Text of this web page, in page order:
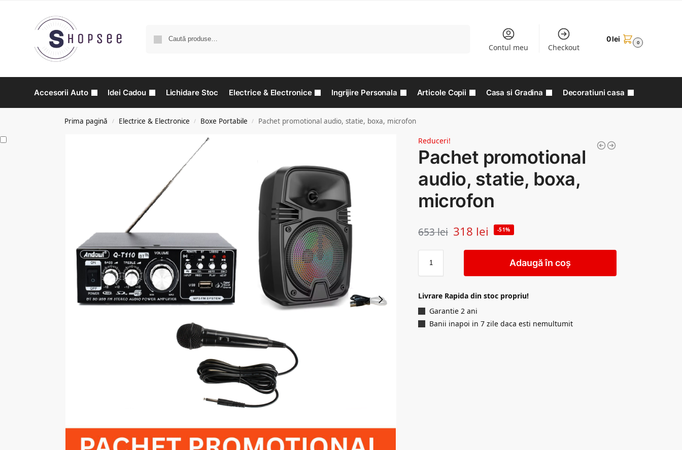
Contul meu Checkout
0lei 0
Accesorii Auto Idei Cadou Lichidare Stoc Electrice & Electronice Ingrijire Personala Articole Copii Casa si Gradina Decoratiuni casa
Prima pagină / Electrice & Electronice / Boxe Portabile / Pachet promotional audio, statie, boxa, microfon
Reduceri!
Pachet promotional
audio, statie, boxa,
microfon
653lei 318 lei -51%
Adaugă în coș
Livrare Rapida din stoc propriu!
Garantie 2 ani
Banii inapoi in 7 zile daca esti nemultumit